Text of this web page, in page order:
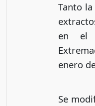
Tanto
en el
enero
Se